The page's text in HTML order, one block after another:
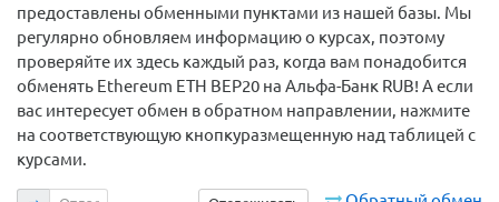
предоставлены обменными пунктами из нашей базы. Мы
регулярно обновляем информацию о курсах, поэтому
проверяйте их здесь каждый раз, когда вам понадобится
обменять Ethereum ETH BEP20 на Альфа-Банк RUB! А если
вас интересует обмен в обратном направлении, нажмите
на соответствующую кнопкуразмещенную над таблицей с
курсами.